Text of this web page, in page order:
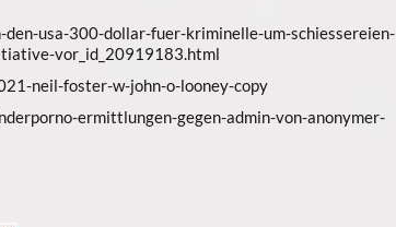
usa-300-dollar-fuer-kriminelle-um-schiessereien-
vor_id_20919183.html
neil-foster-w-john-o-looney-copy
ermittlungen-gegen-admin-von-anonymer-